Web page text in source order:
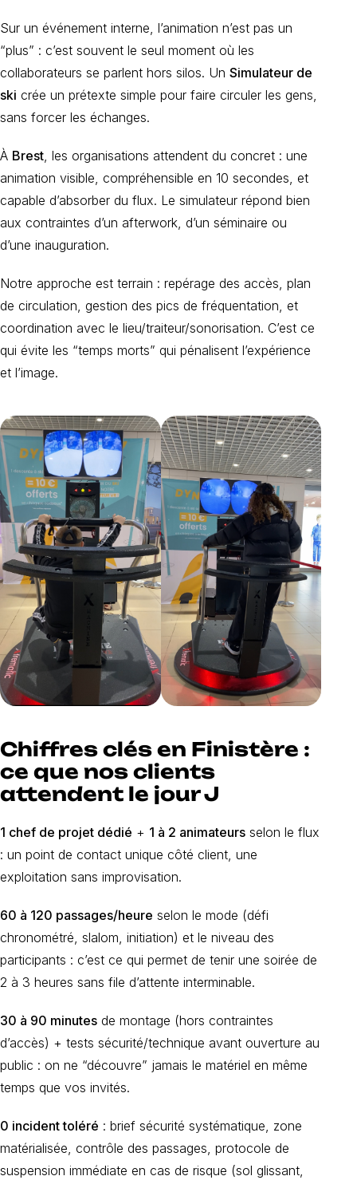
Sur un événement interne, l’animation n’est pas un
“plus” : c’est souvent le seul moment où les
collaborateurs se parlent hors silos. Un Simulateur de
ski crée un prétexte simple pour faire circuler les gens,
sans forcer les échanges.
À Brest, les organisations attendent du concret : une
animation visible, compréhensible en 10 secondes, et
capable d’absorber du flux. Le simulateur répond bien
aux contraintes d’un afterwork, d’un séminaire ou
d’une inauguration.
Notre approche est terrain : repérage des accès, plan
de circulation, gestion des pics de fréquentation, et
coordination avec le lieu/traiteur/sonorisation. C’est ce
qui évite les “temps morts” qui pénalisent l’expérience
et l’image.
Chiffres clés en Finistère :
ce que nos clients
attendent le jour J
1 chef de projet dédié + 1 à 2 animateurs selon le flux
: un point de contact unique côté client, une
exploitation sans improvisation.
60 à 120 passages/heure selon le mode (défi
chronométré, slalom, initiation) et le niveau des
participants : c’est ce qui permet de tenir une soirée de
2 à 3 heures sans file d’attente interminable.
30 à 90 minutes de montage (hors contraintes
d’accès) + tests sécurité/technique avant ouverture au
public : on ne “découvre” jamais le matériel en même
temps que vos invités.
0 incident toléré : brief sécurité systématique, zone
matérialisée, contrôle des passages, protocole de
suspension immédiate en cas de risque (sol glissant,